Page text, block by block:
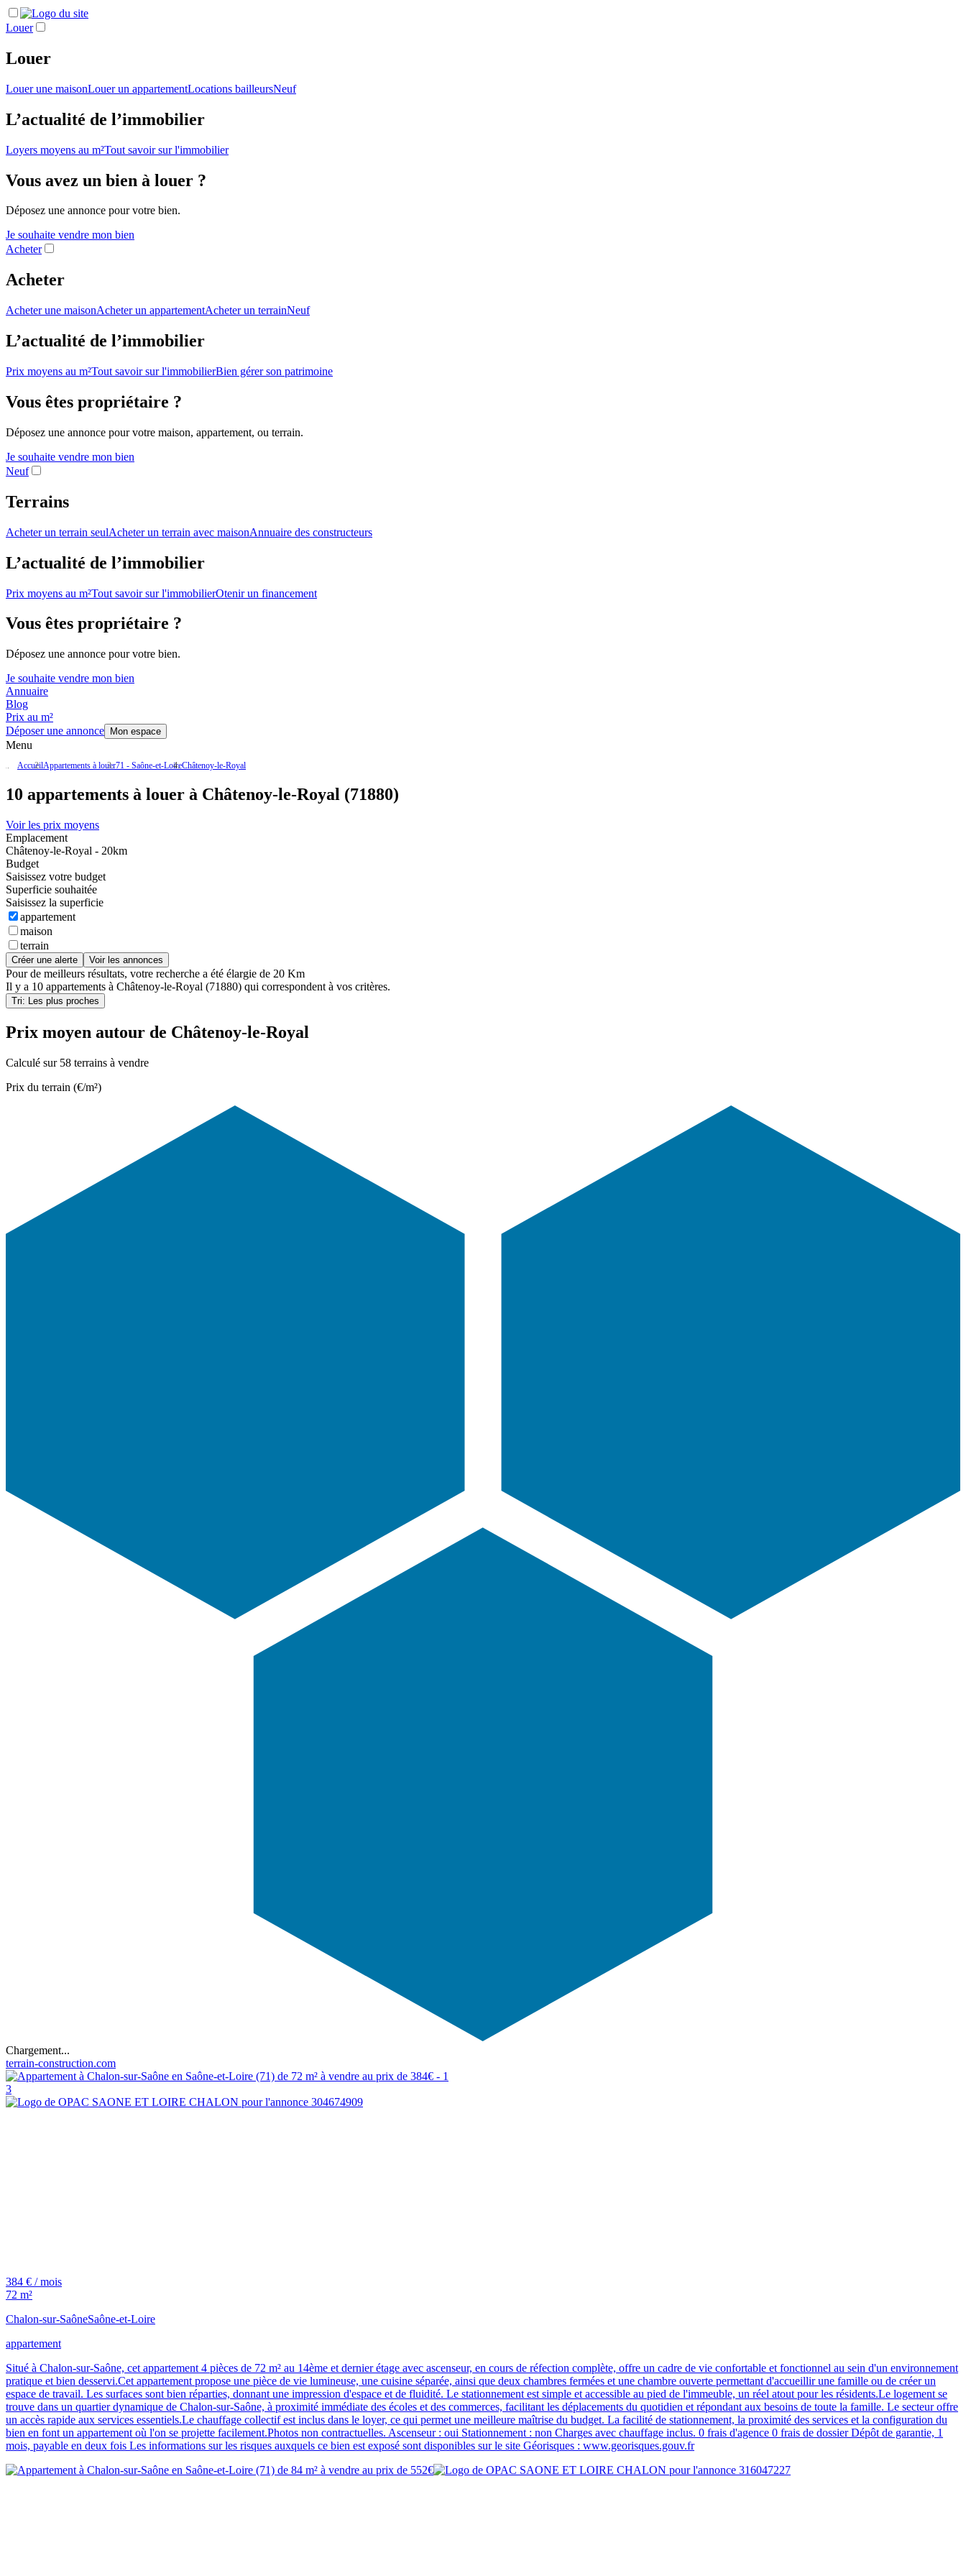
Louer
Louer
Louer une maisonLouer un appartementLocations bailleursNeuf
L’actualité de l’immobilier
Loyers moyens au m²Tout savoir sur l'immobilier
Vous avez un bien à louer ?
Déposez une annonce pour votre bien.
Je souhaite vendre mon bien
Acheter
Acheter
Acheter une maisonAcheter un appartementAcheter un terrainNeuf
L’actualité de l’immobilier
Prix moyens au m²Tout savoir sur l'immobilierBien gérer son patrimoine
Vous êtes propriétaire ?
Déposez une annonce pour votre maison, appartement, ou terrain.
Je souhaite vendre mon bien
Neuf
Terrains
Acheter un terrain seulAcheter un terrain avec maisonAnnuaire des constructeurs
L’actualité de l’immobilier
Prix moyens au m²Tout savoir sur l'immobilierOtenir un financement
Vous êtes propriétaire ?
Déposez une annonce pour votre bien.
Je souhaite vendre mon bien
Annuaire
Blog
Prix au m²
Déposer une annonce
Mon espace
Menu
AccueilAppartements à louer71 - Saône-et-LoireChâtenoy-le-Royal
10 appartements à louer à Châtenoy-le-Royal (71880)
Voir les prix moyens
Emplacement
Châtenoy-le-Royal - 20km
Budget
Saisissez votre budget
Superficie souhaitée
Saisissez la superficie
appartement
maison
terrain
Créer une alerte Voir les annonces
Pour de meilleurs résultats, votre recherche a été élargie de 20 Km
Il y a 10 appartements à Châtenoy-le-Royal (71880) qui correspondent à vos critères.
Tri: Les plus proches
Prix moyen autour de Châtenoy-le-Royal
Calculé sur 58 terrains à vendre
Prix du terrain (€/m²)
Chargement...
terrain-construction.com
3
384 € / mois
72 m²
Chalon-sur-SaôneSaône-et-Loire
appartement
Situé à Chalon-sur-Saône, cet appartement 4 pièces de 72 m² au 14ème et dernier étage avec ascenseur, en cours de réfection complète, offre un cadre de vie confortable et fonctionnel au sein d'un environnement
pratique et bien desservi.Cet appartement propose une pièce de vie lumineuse, une cuisine séparée, ainsi que deux chambres fermées et une chambre ouverte permettant d'accueillir une famille ou de créer un
espace de travail. Les surfaces sont bien réparties, donnant une impression d'espace et de fluidité. Le stationnement est simple et accessible au pied de l'immeuble, un réel atout pour les résidents.Le logement se
trouve dans un quartier dynamique de Chalon-sur-Saône, à proximité immédiate des écoles et des commerces, facilitant les déplacements du quotidien et répondant aux besoins de toute la famille. Le secteur offre
un accès rapide aux services essentiels.Le chauffage collectif est inclus dans le loyer, ce qui permet une meilleure maîtrise du budget. La facilité de stationnement, la proximité des services et la configuration du
bien en font un appartement où l'on se projette facilement.Photos non contractuelles. Ascenseur : oui Stationnement : non Charges avec chauffage inclus. 0 frais d'agence 0 frais de dossier Dépôt de garantie, 1
mois, payable en deux fois Les informations sur les risques auxquels ce bien est exposé sont disponibles sur le site Géorisques : www.georisques.gouv.fr